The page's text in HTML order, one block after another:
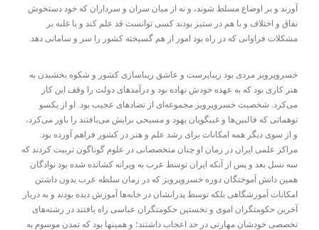
آورند و بر اوضاع مسلط شوند، و نه از میان سران و سرداران که خود دستخوش
نفاق و اختلاف و با هم در ستیز بودند کسی توانست قد علم کند و با غلبه بر
مشکلات فراوانی که در راه بود امور از هم گسیخته کشور را سر و سامانی دهد.
خسروپرویز مردی بود زیباپرست و عاشق زیباسازی کشور و شکوه بخشیدن به
هنر کاری بود که به عهده خودش نهاده بود و درآمدهای دولت را وقف این کار
می‌کرد. شخصیت خسروپرویز مجموعه‌ای از تضادهای عجیب بود. او از یکسو
توهماتی که فالبین‌ها و غیبگویان یهود و مسیحی برایش می‌بافتند را باور می‌کرد،
و از سوی دیگر همه امکانات برای رشد علم و هنر در کشور فراهم آورده بود.
مراکز علمی ایران در زمان او چنان متخصصانی در علوم گوناگون تربیت کردند که
سه نسل بعد و پس از آنکه ایران توسط عرب به ویرانه کشانده شده بود نوادگان
همین دانش آموختگان دوره خسروپرویز که در زمان سلطه عرب بدون داشتن
امکانات آموزشگاهی بلکه توسط پدرانشان در خانه‌ها آموزش دیده بودند و به دربار
آخرین حکومتگران اموی و نخستین حکومتگران عباسی راه یافتند در رشته‌های
تخصصی خودشان مهارتی در حد اعجاب داشتند؛ و همینها بود که تمدن موسوم به